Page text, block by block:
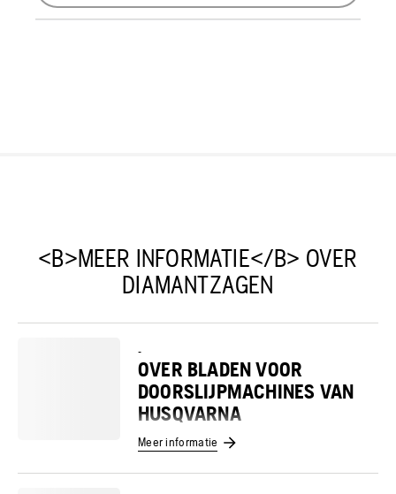
<B>MEER INFORMATIE</B> OVER
DIAMANTZAGEN
-
OVER BLADEN VOOR
DOORSLIJPMACHINES VAN
HUSQVARNA
Meer informatie